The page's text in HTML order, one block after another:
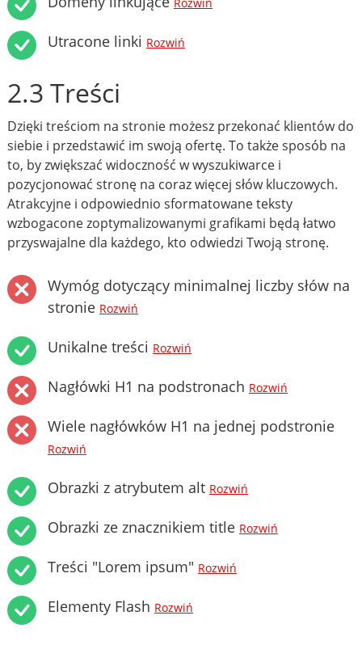
Rozwiń
Utracone linki Rozwiń
2.3 Treści
Dzięki treściom na stronie możesz przekonać klientów do
siebie i przedstawić im swoją ofertę. To także sposób na
to, by zwiększać widoczność w wyszukiwarce i
pozycjonować stronę na coraz więcej słów kluczowych.
Atrakcyjne i odpowiednio sformatowane teksty
wzbogacone zoptymalizowanymi grafikami będą łatwo
przyswajalne dla każdego, kto odwiedzi Twoją stronę.
Wymóg dotyczący minimalnej liczby słów na
stronie Rozwiń
Unikalne treści Rozwiń
Nagłówki H1 na podstronach Rozwiń
Wiele nagłówków H1 na jednej podstronie
Rozwiń
Obrazki z atrybutem alt Rozwiń
Obrazki ze znacznikiem title Rozwiń
Treści "Lorem ipsum" Rozwiń
Elementy Flash Rozwiń